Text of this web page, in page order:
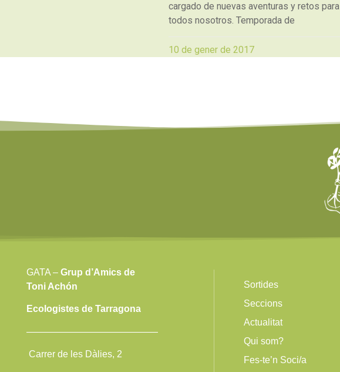
cargado de nuevas aventuras y retos para
todos nosotros. Temporada de
10 de gener de 2017
GATA – Grup d’Amics de
Toni Achón
Ecologistes de Tarragona
——————————————
Carrer de les Dàlies, 2
Sortides
Seccions
Actualitat
Qui som?
Fes-te’n Soci/a